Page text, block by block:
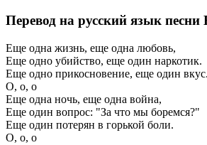
Перевод на русский язык
Еще одна жизнь, еще одна любовь,
Еще одно убийство, еще один наркотик.
Еще одно прикосновение, еще один вкус.
О, о, о
Еще одна ночь, еще одна война,
Еще один вопрос: "За что мы боремся?"
Еще один потерян в горькой боли.
О, о, о